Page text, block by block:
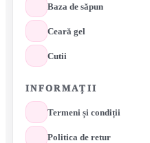
Baza de săpun
Ceară gel
Cutii
INFORMAȚII
Termeni și condiții
Politica de retur